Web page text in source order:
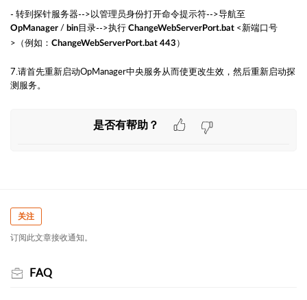
- 转到探针服务器-->以管理员身份打开命令提示符-->导航至
OpManager / bin目录-->执行 ChangeWebServerPort.bat <新端口号
>（例如： ChangeWebServerPort.bat 443 ）
7.请首先重新启动OpManager中央服务从而使更改生效，然后重新启动探
测服务。
是否有帮助？
关注
订阅此文章接收通知。
FAQ